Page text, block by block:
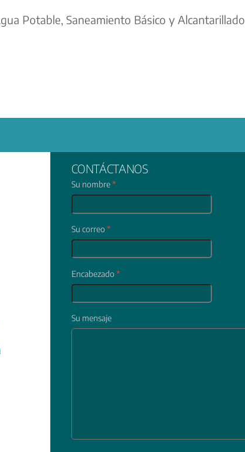
Potable, Saneamiento Básico y Alcantarillado
CONTÁCTANOS
Su nombre*
Su correo *
Encabezado *
Su mensaje